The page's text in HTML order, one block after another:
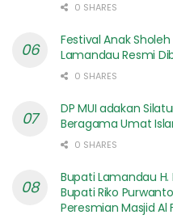
0 SHARES
Festival Anak
Lamandau Resmi
0 SHARES
DP MUI adakan
Beragama Umat
0 SHARES
Bupati Lamandau
Bupati Riko
Peresmian Masjid Al